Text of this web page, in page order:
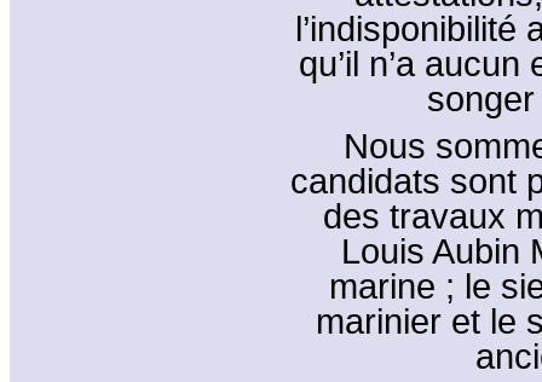
l’indisponibilité
qu’il n’a
Nous
candidats sont
des travaux
Louis Aubin
marine ; le
marinier et le